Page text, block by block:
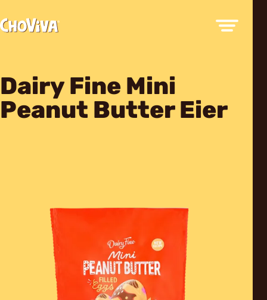
Dairy Fine Mini
Peanut Butter Eier